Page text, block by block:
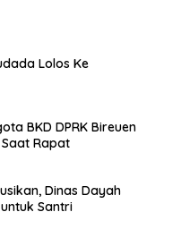
Lolos Ke
BKD DPRK Bireuen
Rapat
Dinas Dayah
Santri